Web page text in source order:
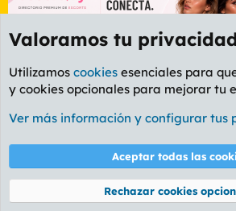
Foro General
Cookies
PL OLDSTYLE AMARILLO
Términos y reglas Política
Community platform by XenForo® © 2010-2026
Valoramos tu
Utilizamos cookies esenciales para
y cookies opcionales para mejorar tu
Ver más información y configurar tus
Aceptar todas las
Rechazar cookies